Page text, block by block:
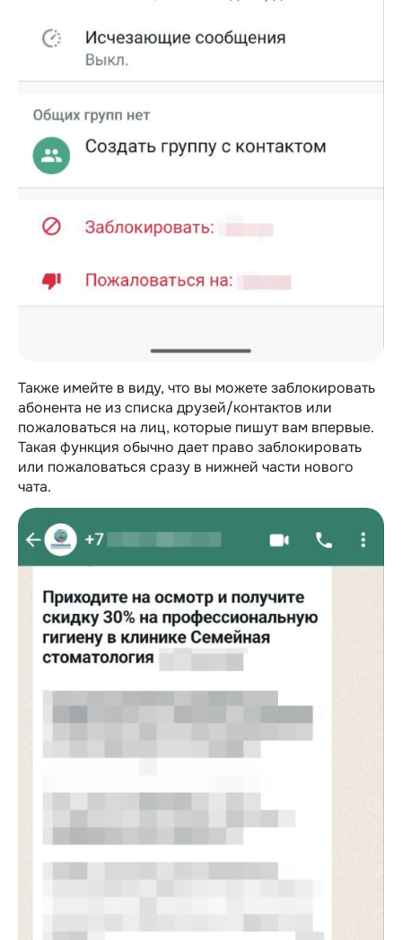
Также имейте в виду, что вы можете заблокировать
абонента не из списка друзей/контактов или
пожаловаться на лиц, которые пишут вам впервые.
Такая функция обычно дает право заблокировать
или пожаловаться сразу в нижней части нового
чата.